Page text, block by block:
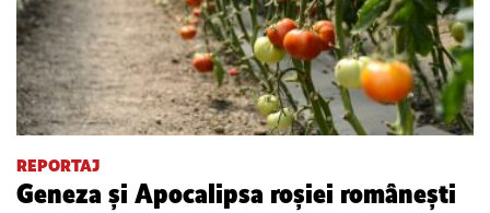
REPORTAJ
Geneza și Apocalipsa roșiei românești